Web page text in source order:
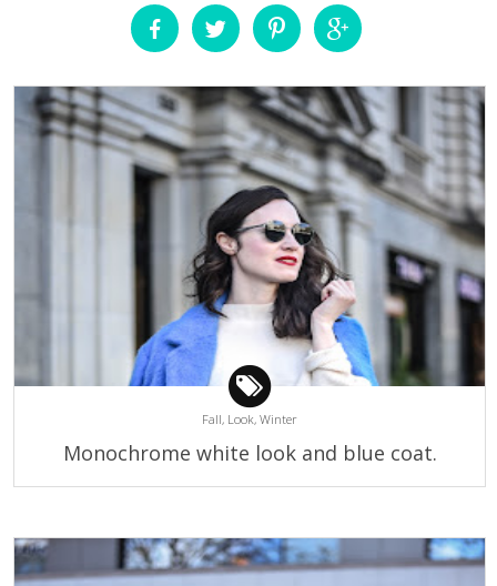
Fall, Look, Winter
Monochrome white look and blue coat.